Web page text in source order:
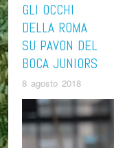
GLI OCCHI
DELLA ROMA
SU PAVON DEL
BOCA JUNIORS
8 agosto 2018